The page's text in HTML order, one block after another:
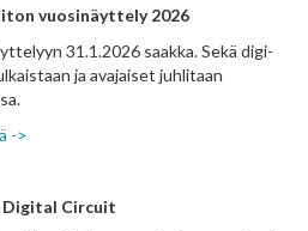
vuosinäyttely 2026
31.1.2026 saakka. Sekä digi-
ja avajaiset juhlitaan
->
Circuit